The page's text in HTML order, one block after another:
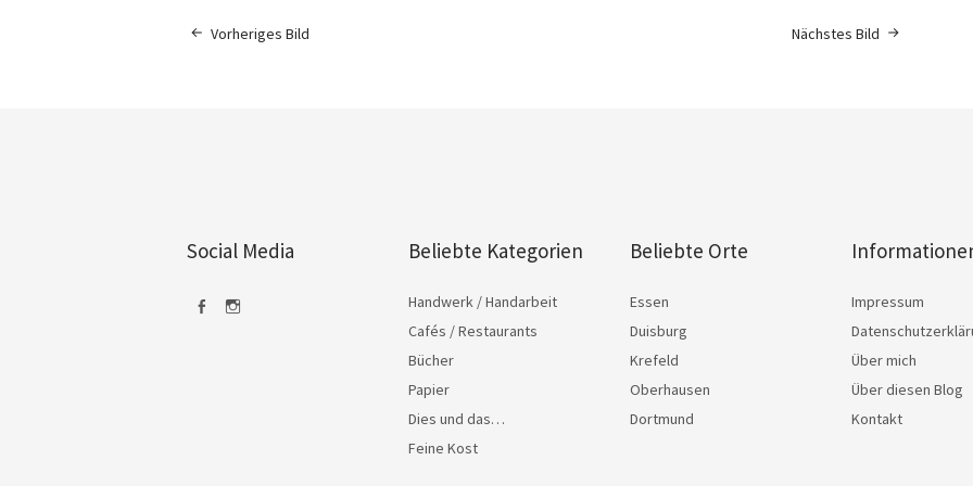
Nächstes Bild
Vorheriges Bild
Social Media Beliebte Kategorien
Handwerk / Handarbeit
Cafés / Restaurants
Bücher
Papier
Dies und das…
Feine Kost
Beliebte Orte
Essen
Duisburg
Krefeld
Oberhausen
Dortmund
Impressum
Über mich
Über diesen Blog
Kontakt